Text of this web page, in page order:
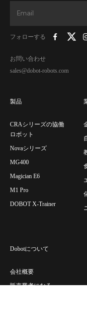
フォローする
お問い合わせ
sales@dobot-robots.com
製品
CRAシリーズの協働
ロボット
Novaシリーズ
MG400
Magician E6
M1 Pro
DOBOT X-Trainer
Dobotについて
会社概要
販売業者になる